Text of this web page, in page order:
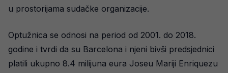
u prostorijama sudačke organizacije.
Optužnica se odnosi na period od 2001. do 2018.
godine i tvrdi da su Barcelona i njeni bivši predsjednici
platili ukupno 8.4 milijuna eura Joseu Mariji Enriquezu